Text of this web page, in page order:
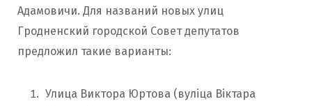
Адамовичи. Для названий новых улиц
Гродненский городской Совет депутатов
предложил такие варианты:
Улица Виктора Юртова (вуліца Віктара